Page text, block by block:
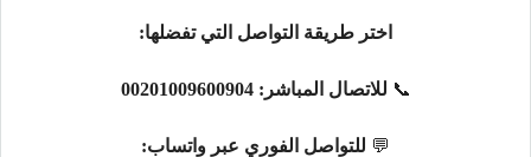
اختر طريقة التواصل التي تفضلها:
📞 للاتصال المباشر: 00201009600904
💬 للتواصل الفوري عبر واتساب: